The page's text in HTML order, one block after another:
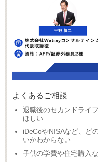
よくあるご相談
退職後のセカンドライ
ほしい
iDeCoやNISAなど、ど
いかわからない
子供の学費や住宅購入